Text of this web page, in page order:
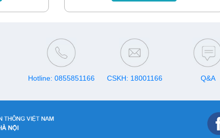
dịch vụ
Hotline: 0855851166 CSKH: 18001166 Q&A